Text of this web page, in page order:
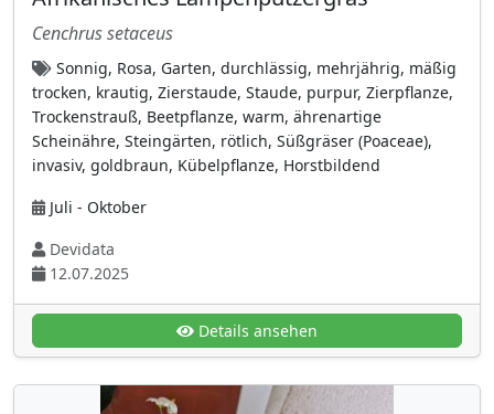
Begoniengewächse (Begoniaceae)
Bignoniaceae (Trompetenbaumgewächse)
(3)
Binsengewächse (Juncaceae)(2)
Birkengewächse (Betulaceae)(9)
Brennnesselgewächse (Urticaceae)
Buchengewächse (Fagaceae)
Buchsbaumgewächse (Buxaceae)
Convolvulaceae (Winden- oder
Zaunwindengewächse)(7)
Cornaceae(5)
Cenchrus setaceus
Sonnig, Rosa, Garten, durchlässig, mehrjährig, mäßig
trocken, krautig, Zierstaude, Staude, purpur, Zierpflanze,
Trockenstrauß, Beetpflanze, warm, ährenartige
Scheinähre, Steingärten, rötlich, Süßgräser (Poaceae),
invasiv, goldbraun, Kübelpflanze, Horstbildend
Juli - Oktober
Devidata
12.07.2025
Details ansehen